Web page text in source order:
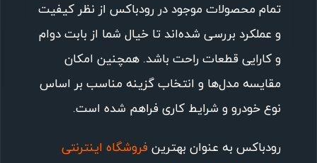
تمام محصولات موجود در رودباکس از نظر کیفیت
و عملکرد بررسی شده‌اند تا خیال شما از بابت دوام
و کارایی قطعات راحت باشد. همچنین امکان
مقایسه مدل‌ها و انتخاب گزینه مناسب بر اساس
نوع خودرو و شرایط کاری فراهم شده است.
رودباکس به عنوان بهترین فروشگاه اینترنتی